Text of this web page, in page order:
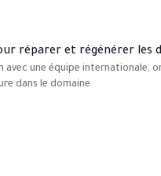
réparer et régénérer les
une équipe internationale,
dans le domaine